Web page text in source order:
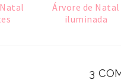
Árvore de Natal
iluminada
3